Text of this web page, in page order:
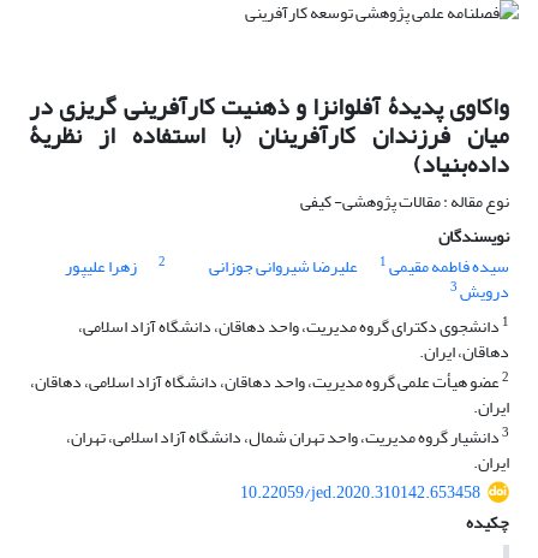
واکاوی پدیدۀ آفلوانزا و ذهنیت کارآفرینی گریزی در
میان فرزندان کارآفرینان (با استفاده از نظریۀ
داده‌بنیاد)
نوع مقاله : مقالات پژوهشی- کیفی
نویسندگان
سیده فاطمه مقیمی1 علیرضا شیروانی جوزانی 2 زهرا علیپور
درویش3
1 دانشجوی دکترای گروه مدیریت، واحد دهاقان، دانشگاه آزاد اسلامی،
دهاقان، ایران.
2عضو هیأت علمی گروه مدیریت، واحد دهاقان، دانشگاه آزاد اسلامی، دهاقان،
ایران.
3دانشیار گروه مدیریت، واحد تهران شمال، دانشگاه آزاد اسلامی، تهران،
ایران.
10.22059/jed.2020.310142.653458
چکیده